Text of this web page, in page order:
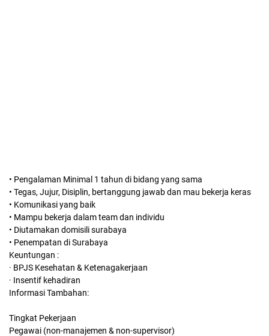
• Pengalaman Minimal 1 tahun di bidang yang sama
• Tegas, Jujur, Disiplin, bertanggung jawab dan mau bekerja keras
• Komunikasi yang baik
• Mampu bekerja dalam team dan individu
• Diutamakan domisili surabaya
• Penempatan di Surabaya
Keuntungan :
· BPJS Kesehatan & Ketenagakerjaan
· Insentif kehadiran
Informasi Tambahan:
Tingkat Pekerjaan
Pegawai (non-manajemen & non-supervisor)